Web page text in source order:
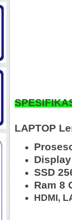
LAPTOP
Display
SSD
Ram 8
HDMI,